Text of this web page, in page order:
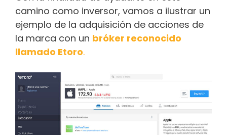
camino como inversor, vamos a ilustrar un
ejemplo de la adquisición de acciones de
la marca con un bróker reconocido
llamado Etoro.